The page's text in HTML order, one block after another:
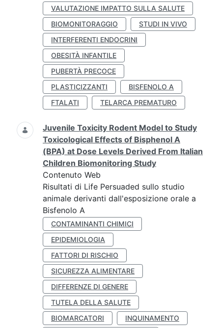
VALUTAZIONE IMPATTO SULLA SALUTE
BIOMONITORAGGIO
STUDI IN VIVO
INTERFERENTI ENDOCRINI
OBESITÀ INFANTILE
PUBERTÀ PRECOCE
PLASTICIZZANTI
BISFENOLO A
FTALATI
TELARCA PREMATURO
Juvenile Toxicity Rodent Model to Study
Toxicological Effects of Bisphenol A
(BPA) at Dose Levels Derived From Italian
Children Biomonitoring Study
Contenuto Web
Risultati di Life Persuaded sullo studio
animale derivanti dall'esposizione orale a
Bisfenolo A
CONTAMINANTI CHIMICI
EPIDEMIOLOGIA
FATTORI DI RISCHIO
SICUREZZA ALIMENTARE
DIFFERENZE DI GENERE
TUTELA DELLA SALUTE
BIOMARCATORI
INQUINAMENTO